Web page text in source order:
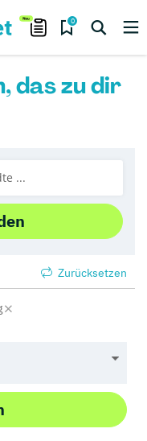
0
das zu dir
Zurücksetzen